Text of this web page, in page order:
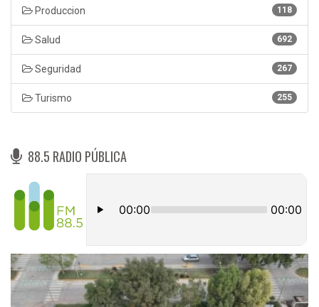
118
Produccion
692
Salud
267
Seguridad
255
Turismo
88.5 RADIO PÚBLICA